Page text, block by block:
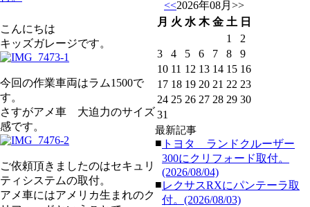
こんにちは
キッズガレージです。
今回の作業車両はラム1500で
す。
さすがアメ車 大迫力のサイズ
感です。
ご依頼頂きましたのはセキュリ
ティシステムの取付。
アメ車にはアメリカ生まれのク
<<2026年08月 >>
月 火 水 木 金 土 日
1
2
3
4 5 6 7 8
9
10 11 12 13 14 15 16
17 18 19 20 21 22 23
24 25 26 27 28 29 30
31
最新記事
■ トヨタ ランドクルーザー
300にクリフォード取付。
(2026/08/04)
■レクサスRXにパンテーラ取
付。(2026/08/03)